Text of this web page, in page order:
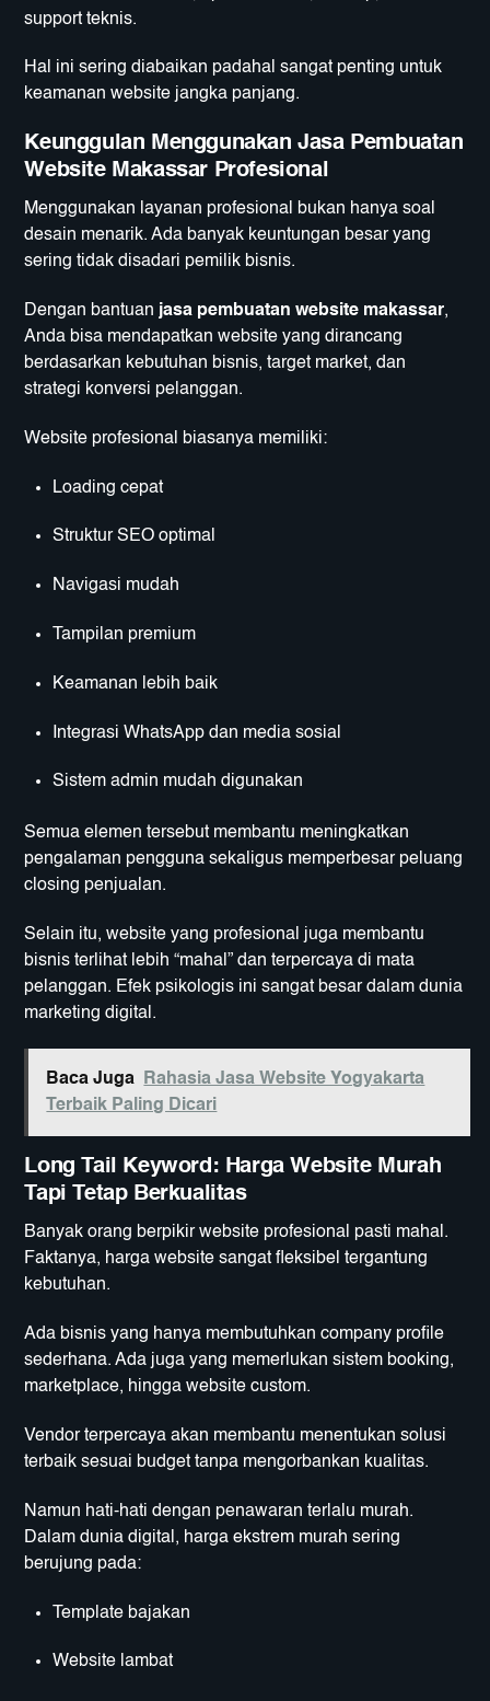
support teknis.
Hal ini sering diabaikan padahal sangat penting untuk
keamanan website jangka panjang.
Keunggulan MenggunakanJasa Pembuatan
Website Makassar Profesional
Menggunakan layanan profesional bukan hanya soal
desain menarik. Ada banyak keuntungan besar yang
sering tidak disadari pemilik bisnis.
Dengan bantuan jasa pembuatan website makassar,
Anda bisa mendapatkan website yang dirancang
berdasarkan kebutuhan bisnis, target market, dan
strategi konversi pelanggan.
Website profesional biasanya memiliki:
Loading cepat
Struktur SEO optimal
Navigasi mudah
Tampilan premium
Keamanan lebih baik
Integrasi WhatsApp dan media sosial
Sistem admin mudah digunakan
Semua elemen tersebut membantu meningkatkan
pengalaman pengguna sekaligus memperbesar peluang
closing penjualan.
Selain itu, website yang profesional juga membantu
bisnis terlihat lebih “mahal” dan terpercaya di mata
pelanggan. Efek psikologis ini sangat besar dalam dunia
marketing digital.
Baca Juga Rahasia Jasa Website Yogyakarta
Terbaik Paling Dicari
Long Tail Keyword: Harga Website Murah
Tapi Tetap Berkualitas
Banyak orang berpikir website profesional pasti mahal.
Faktanya, harga website sangat fleksibel tergantung
kebutuhan.
Ada bisnis yang hanya membutuhkan company profile
sederhana. Ada juga yang memerlukan sistem booking,
marketplace, hingga website custom.
Vendor terpercaya akan membantu menentukan solusi
terbaik sesuai budget tanpa mengorbankan kualitas.
Namun hati-hati dengan penawaran terlalu murah.
Dalam dunia digital, harga ekstrem murah sering
berujung pada:
Template bajakan
Website lambat